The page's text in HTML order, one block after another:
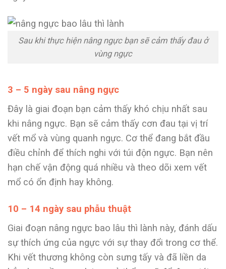
Sau khi thực hiện nâng ngực bạn sẽ cảm thấy đau ở
vùng ngực
3 – 5 ngày sau nâng ngực
Đây là giai đoạn bạn cảm thấy khó chịu nhất sau
khi nâng ngực. Bạn sẽ cảm thấy cơn đau tại vị trí
vết mổ và vùng quanh ngực. Cơ thể đang bắt đầu
điều chỉnh để thích nghi với túi độn ngực. Bạn nên
hạn chế vận động quá nhiều và theo dõi xem vết
mổ có ổn định hay không.
10 – 14 ngày sau phẫu thuật
Giai đoạn nâng ngực bao lâu thì lành này, đánh dấu
sự thích ứng của ngực với sự thay đổi trong cơ thể.
Khi vết thương không còn sưng tấy và đã liền da